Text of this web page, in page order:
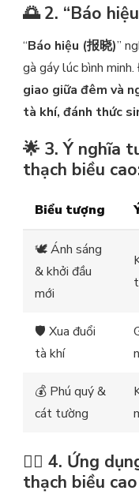
🌅 2. “Báo
“Báo hiệu (报晓)”
gà gáy lúc bình
giao giữa đêm và
tà khí, đánh thức
🌟 3. Ý nghĩa
thạch biều
Biểu tượng
🕊 Ánh sáng
& khởi đầu
mới
🛡 Xua đuổi
tà khí
💰 Phú quý &
cát tường
🧘‍♂️ 4. Ứng
thạch biều cao